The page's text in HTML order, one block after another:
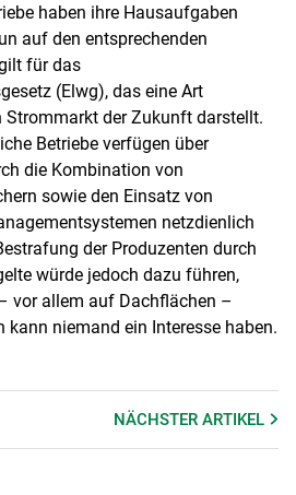
haben ihre Hausaufgaben
auf den entsprechenden
für das
(Elwg), das eine Art
Strommarkt der Zukunft darstellt.
Betriebe verfügen über
die Kombination von
sowie den Einsatz von
netzdienlich
der Produzenten durch
würde jedoch dazu führen,
vor allem auf Dachflächen –
kann niemand ein Interesse haben.
NÄCHSTERARTIKEL